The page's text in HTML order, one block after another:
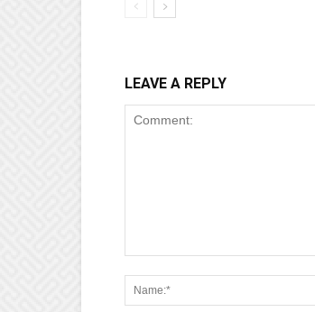
LEAVE A REPLY